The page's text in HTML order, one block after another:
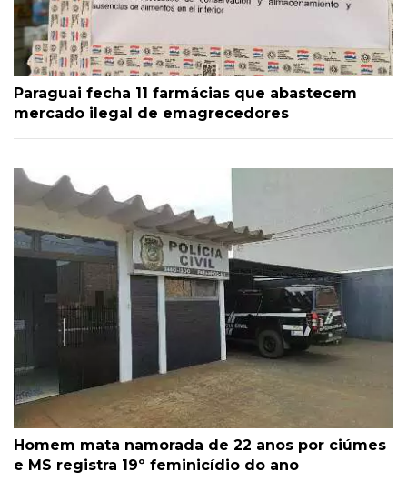
Paraguai fecha 11 farmácias que abastecem
mercado ilegal de emagrecedores
Homem mata namorada de 22 anos por ciúmes
e MS registra 19º feminicídio do ano